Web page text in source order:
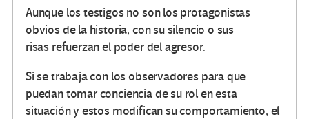
Aunque los testigos no son los protagonistas
obvios de la historia, con su silencio o sus
risas refuerzan el poder del agresor.
Si se trabaja con los observadores para que
puedan tomar conciencia de su rol en esta
situación y estos modifican su comportamiento, el